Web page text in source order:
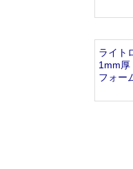
ライト
1mm厚
フォー